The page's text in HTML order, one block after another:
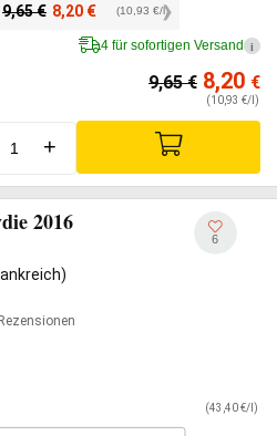
9,65€ 8,20 € (10,93 €/l)
4 für sofortigen Versand i
9,65€ 8,20 €
(10,93 €/l)
+
2016
6
(43,40 €/l)